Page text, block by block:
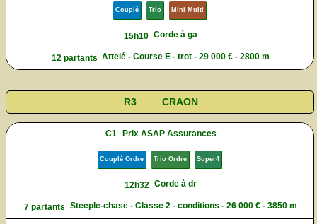
Couplé Trio Mini Multi
15h10 Corde à ga
12 partants Attelé - Course E - trot - 29 000 € - 2800 m
R3 CRAON
C1 Prix ASAP Assurances
Couplé Ordre Trio Ordre Super4
12h32 Corde à dr
7 partants Steeple-chase - Classe 2 - conditions - 26 000 € - 3850 m